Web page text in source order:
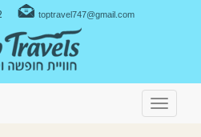
toptravel747@gmail.com
Toggle
navigation
ניווט במקלדת